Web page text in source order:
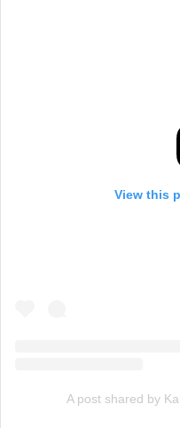
View this
A post shared by